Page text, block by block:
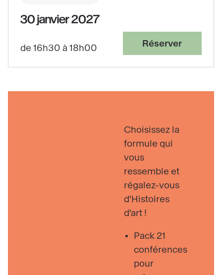
30 janvier 2027
de 16h30 à 18h00
Réserver
Choisissez la
formule qui
vous
ressemble et
régalez-vous
d'Histoires
d'art !
Pack 21
conférences
pour